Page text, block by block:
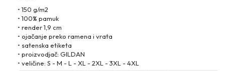
• 150 g/m2
• 100% pamuk
• render 1,9 cm
• ojačanje preko ramena i vrata
• satenska etiketa
• proizvodjač: GILDAN
• veličine: S - M - L - XL - 2XL - 3XL - 4XL